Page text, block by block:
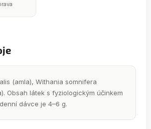
(amla), Withania somnifera
Obsah látek s fyziologickým účinkem
dávce je 4–6 g.